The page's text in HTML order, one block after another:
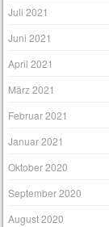
Juli 2021
Juni 2021
April 2021
März 2021
Februar 2021
Januar 2021
Oktober 2020
September 2020
August 2020